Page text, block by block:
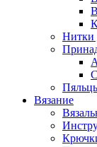
Нитки
Вязание